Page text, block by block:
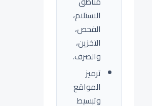
الاستلام،
الفحص،
التخزين،
والصرف.
ترميز
المواقع
وتبسيط